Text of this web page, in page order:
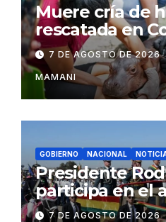
Muere cría de
rescatada en
recibir
7 DE AGOSTO DE 2026
MAMANI
GOBIERNO NACIONAL
Presidente
participa en el
las Fuerzas
7 DE AGOSTO DE 2026